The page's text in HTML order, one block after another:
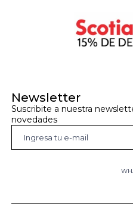
Newsletter
Suscribite a nuestra
novedades